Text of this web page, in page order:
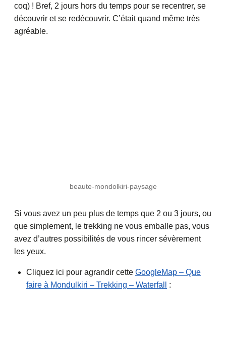
coq) ! Bref, 2 jours hors du temps pour se recentrer, se
découvrir et se redécouvrir. C’était quand même très
agréable.
beaute-mondolkiri-paysage
Si vous avez un peu plus de temps que 2 ou 3 jours, ou
que simplement, le trekking ne vous emballe pas, vous
avez d’autres possibilités de vous rincer sévèrement
les yeux.
Cliquez ici pour agrandir cette GoogleMap – Que
faire à Mondulkiri – Trekking – Waterfall
: